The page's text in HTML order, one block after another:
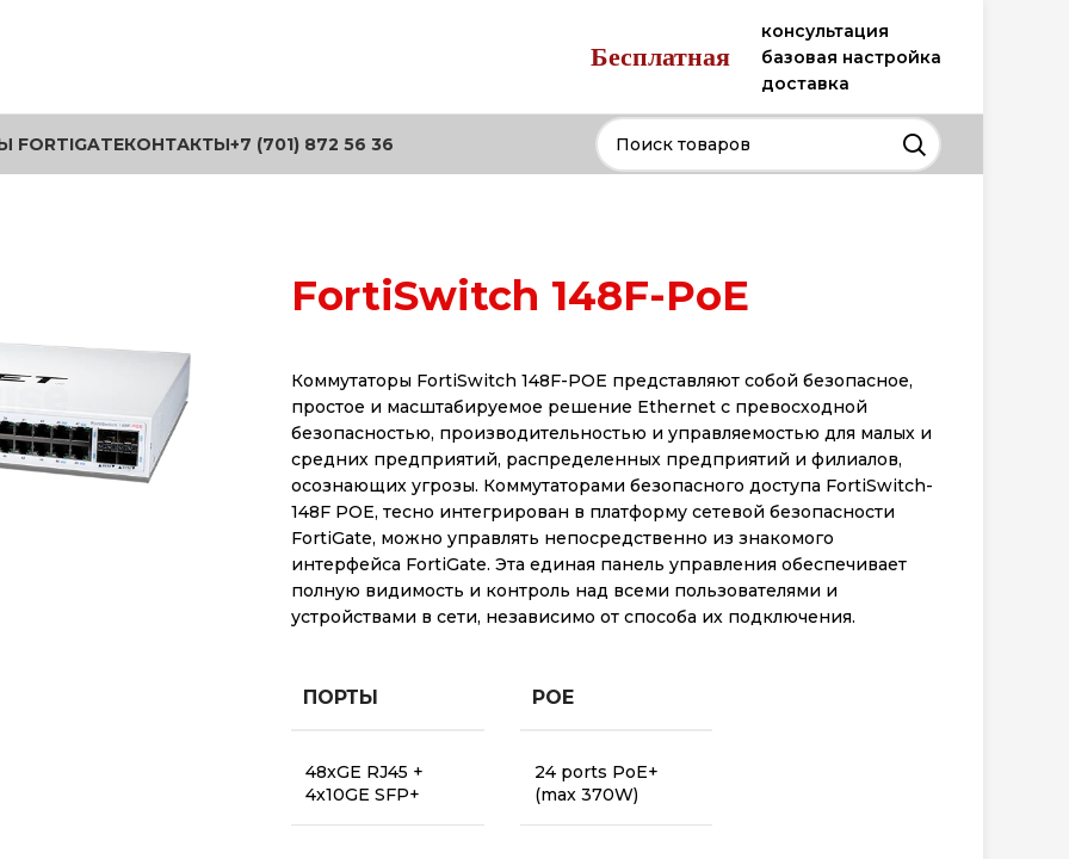
Бесплатная
консультация
базовая настройка
доставка
КОНТАКТЫ+7 (701) 872 56 36
FortiSwitch 148F-PoE
Коммутаторы FortiSwitch 148F-POE представляют собой безопасное,
простое и масштабируемое решение Ethernet с превосходной
безопасностью, производительностью и управляемостью для малых и
средних предприятий, распределенных предприятий и филиалов,
осознающих угрозы. Коммутаторами безопасного доступа FortiSwitch-
148F POE, тесно интегрирован в платформу сетевой безопасности
FortiGate, можно управлять непосредственно из знакомого
интерфейса FortiGate. Эта единая панель управления обеспечивает
полную видимость и контроль над всеми пользователями и
устройствами в сети, независимо от способа их подключения.
ПОРТЫ
48xGE RJ45 +
4x10GE SFP+
POE
24 ports PoE+
(max 370W)